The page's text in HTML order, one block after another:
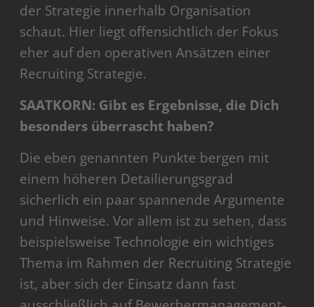
der Strategie innerhalb Organisation
schaut. Hier liegt offensichtlich der Fokus
eher auf den operativen Ansätzen einer
Recruiting Strategie.
SAATKORN: Gibt es Ergebnisse, die Dich
besonders überrascht haben?
Die eben genannten Punkte bergen mit
einem höheren Detailierungsgrad
sicherlich ein paar spannende Argumente
und Hinweise. Vor allem ist zu sehen, dass
beispielsweise Technologie ein wichtiges
Thema im Rahmen der Recruiting Strategie
ist, aber sich der Einsatz dann fast